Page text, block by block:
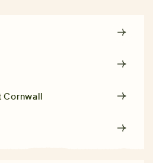
Cornwall